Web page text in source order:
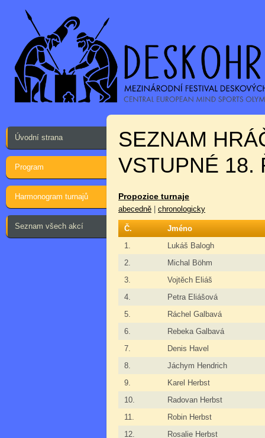
Úvodní strana
Program
Harmonogram turnajů
Seznam všech akcí
SEZNAM
VSTUPNÉ 18.
Propozice turnaje
abecedně chronologicky
Č.
Jméno
1.
Lukáš Balogh
2.
Michal Böhm
3.
Vojtěch Eliáš
4.
Petra Eliášová
5.
Ráchel Galbavá
6.
Rebeka Galbavá
7.
Denis Havel
8.
Jáchym Hendrich
9.
Karel Herbst
10.
Radovan Herbst
11.
Robin Herbst
12.
Rosalie Herbst